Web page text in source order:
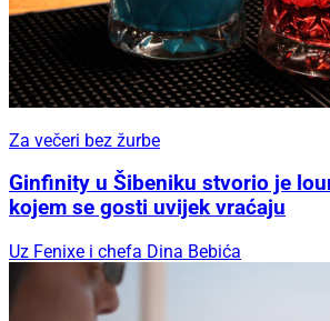
Za večeri bez žurbe
Ginfinity u Šibeniku stvorio je
kojem se gosti uvijek vraćaju
Uz Fenixe i chefa Dina Bebića